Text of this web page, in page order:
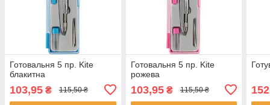
Готовальня 5 пр. Kite
блакитна
103,95 ₴ 115,50 ₴
Готовальня 5 пр. Kite
рожева
103,95₴ 115,50 ₴